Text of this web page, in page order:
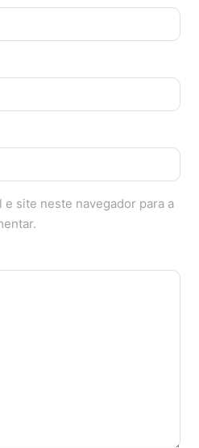
e site neste navegador para a